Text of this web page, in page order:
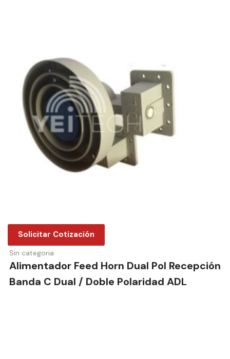
Sin categoria
Alimentador Feed Horn Dual Pol Recepción
Banda C Dual / Doble Polaridad ADL
Solicitar Cotización